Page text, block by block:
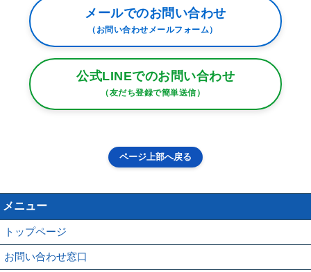
メールでのお問い合わせ
（お問い合わせメールフォーム）
公式LINEでのお問い合わせ
（友だち登録で簡単送信）
ページ上部へ戻る
メニュー
トップページ
お問い合わせ窓口